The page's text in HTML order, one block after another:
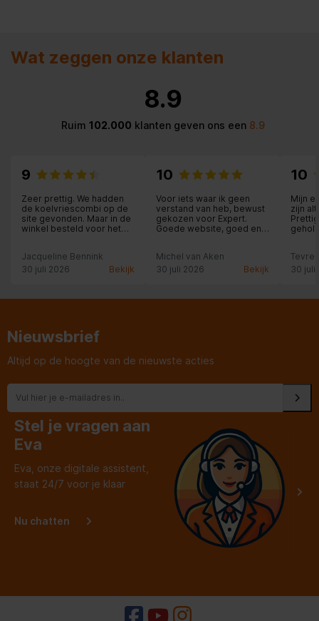
Wat zeggen onze klanten
8.9
Ruim 102.000 klanten geven ons een8.9
9
Zeer prettig. We hadden
de koelvriescombi op de
site gevonden. Maar in de
winkel besteld voor het
Jacqueline Bennink
30 juli 2026
Bekijk
10
Voor iets waar ik geen
verstand van heb, bewust
gekozen voor Expert.
Goede website, goed en
montage thuis werdt het
product netjes weggelegd
vriendelijke
Michel van Aken
30 juli 2026
Bekijk
10
Mijn
zijn
30 juli
Nieuwsbrief
Altijd op de hoogte van de nieuwste acties
Stel je vragen aan
Eva
Eva, onze digitale assistent,
staat 24/7 voor je klaar
Nu chatten